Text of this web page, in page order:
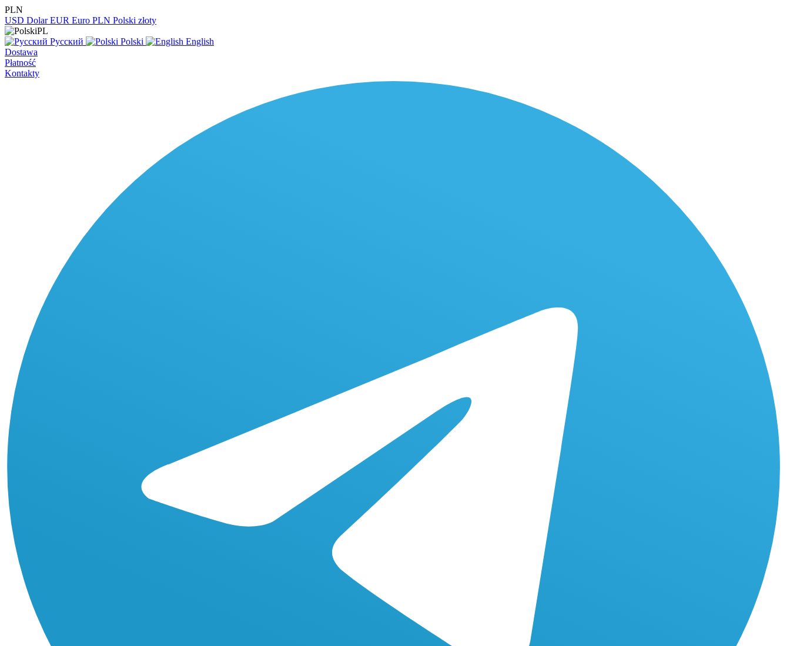
PLN
USD Dolar EUR Euro PLN Polski złoty
PL
Русский
Polski
English
Dostawa
Płatność
Kontakty